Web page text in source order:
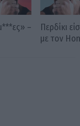
–
Περδίκι
με τον